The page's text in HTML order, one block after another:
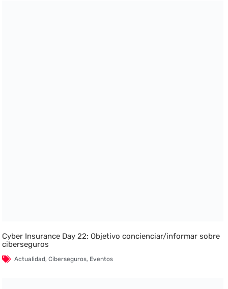
Cyber Insurance Day 22: Objetivo concienciar/informar sobre
ciberseguros
Actualidad,Ciberseguros, Eventos